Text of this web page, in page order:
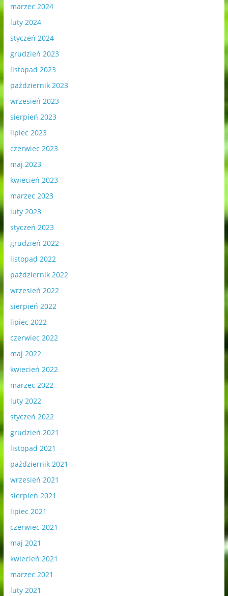
marzec 2024
luty 2024
styczeń 2024
grudzień 2023
listopad 2023
październik 2023
wrzesień 2023
sierpień 2023
lipiec 2023
czerwiec 2023
maj 2023
kwiecień 2023
marzec 2023
luty 2023
styczeń 2023
grudzień 2022
listopad 2022
październik 2022
wrzesień 2022
sierpień 2022
lipiec 2022
czerwiec 2022
maj 2022
kwiecień 2022
marzec 2022
luty 2022
styczeń 2022
grudzień 2021
listopad 2021
październik 2021
wrzesień 2021
sierpień 2021
lipiec 2021
czerwiec 2021
maj 2021
kwiecień 2021
marzec 2021
luty 2021